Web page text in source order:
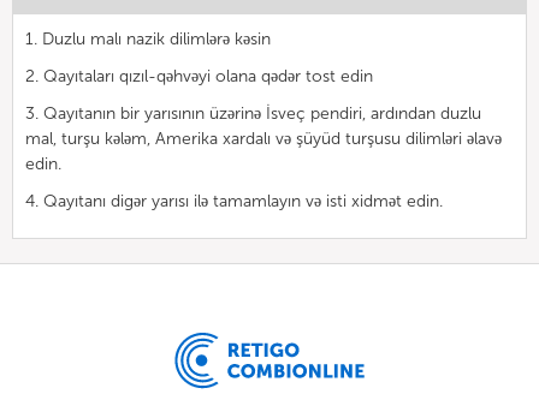
1. Duzlu malı nazik dilimlərə kəsin
2. Qayıtaları qızıl-qəhvəyi olana qədər tost edin
3. Qayıtanın bir yarısının üzərinə İsveç pendiri, ardından duzlu
mal, turşu kələm, Amerika xardalı və şüyüd turşusu dilimləri əlavə
edin.
4. Qayıtanı digər yarısı ilə tamamlayın və isti xidmət edin.